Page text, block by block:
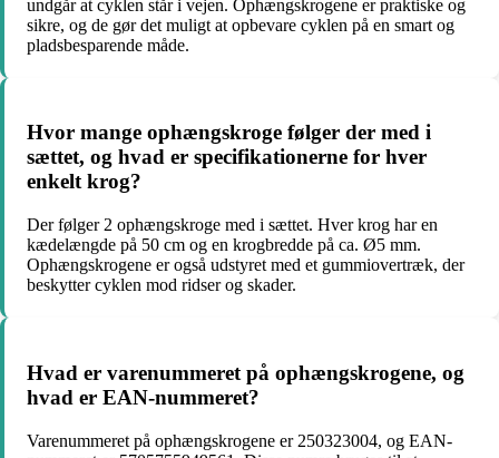
undgår at cyklen står i vejen. Ophængskrogene er praktiske og
sikre, og de gør det muligt at opbevare cyklen på en smart og
pladsbesparende måde.
Hvor mange ophængskroge følger der med i
sættet, og hvad er specifikationerne for hver
enkelt krog?
Der følger 2 ophængskroge med i sættet. Hver krog har en
kædelængde på 50 cm og en krogbredde på ca. Ø5 mm.
Ophængskrogene er også udstyret med et gummiovertræk, der
beskytter cyklen mod ridser og skader.
Hvad er varenummeret på ophængskrogene, og
hvad er EAN-nummeret?
Varenummeret på ophængskrogene er 250323004, og EAN-